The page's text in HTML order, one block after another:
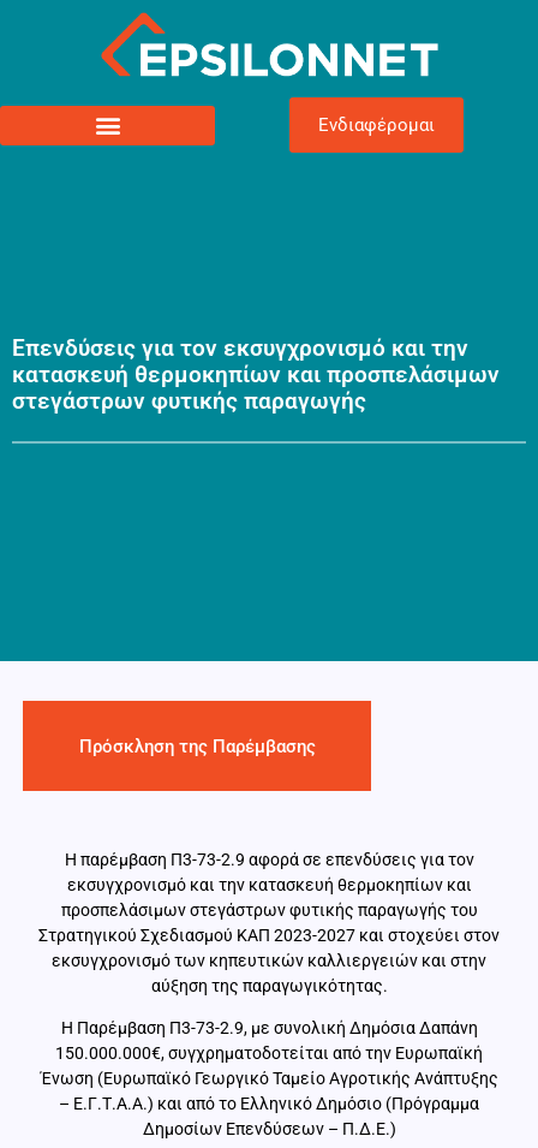
Ενδιαφέρομαι
Επενδύσεις για τον εκσυγχρονισμό και την
κατασκευή θερμοκηπίων και προσπελάσιμων
στεγάστρων φυτικής παραγωγής
Πρόσκληση της Παρέμβασης
Η παρέμβαση Π3-73-2.9 αφορά σε επενδύσεις για τον
εκσυγχρονισμό και την κατασκευή θερμοκηπίων και
προσπελάσιμων στεγάστρων φυτικής παραγωγής του
Στρατηγικού Σχεδιασμού ΚΑΠ 2023-2027 και στοχεύει στον
εκσυγχρονισμό των κηπευτικών καλλιεργειών και στην
αύξηση της παραγωγικότητας.
Η Παρέμβαση Π3-73-2.9, με συνολική Δημόσια Δαπάνη
150.000.000€, συγχρηματοδοτείται από την Ευρωπαϊκή
Ένωση (Ευρωπαϊκό Γεωργικό Ταμείο Αγροτικής Ανάπτυξης
– Ε.Γ.Τ.Α.Α.) και από το Ελληνικό Δημόσιο (Πρόγραμμα
Δημοσίων Επενδύσεων – Π.Δ.Ε.)